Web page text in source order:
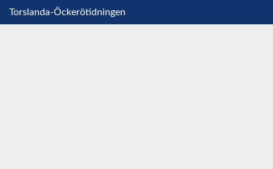
Torslanda-Öckerötidningen